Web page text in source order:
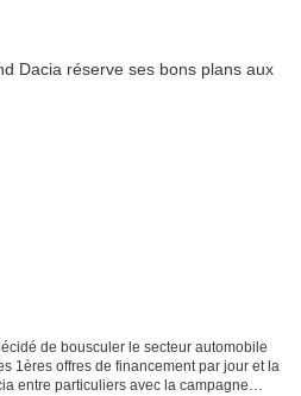
de bousculer le secteur automobile
1ères offres de financement par jour et la
entre particuliers avec la campagne